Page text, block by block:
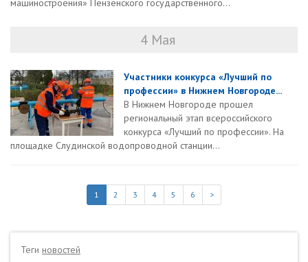
машиностроения» Пензенского государственного...
4 Мая
Участники конкурса «Лучший по
профессии» в Нижнем Новгороде...
В Нижнем Новгороде прошел
региональный этап всероссийского
конкурса «Лучший по профессии». На
площадке Слудинской водопроводной станции...
1 2 3 4 5 6 >
Теги новостей